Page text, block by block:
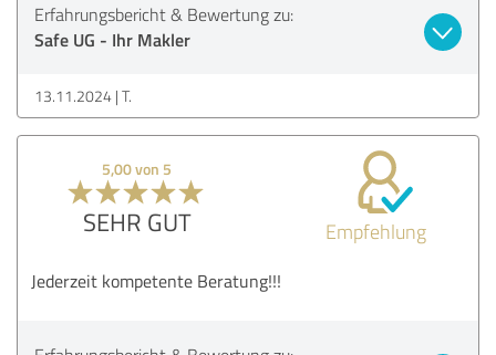
Erfahrungsbericht & Bewertung zu:
Safe UG - Ihr Makler
13.11.2024 T.
5,00 von 5
SEHR GUT Empfehlung
Jederzeit kompetente Beratung!!!